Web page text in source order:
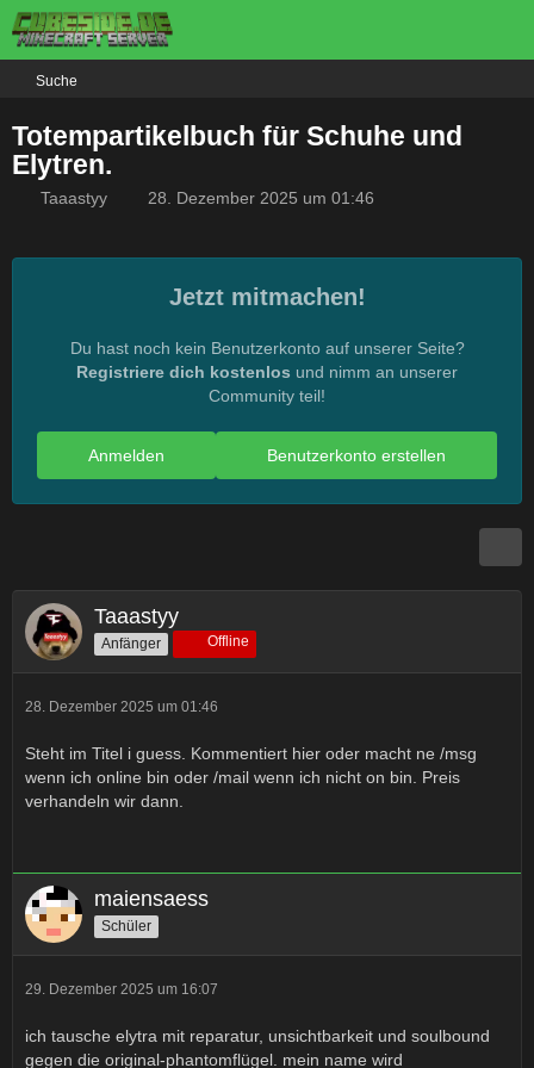
Suche
Totempartikelbuch für Schuhe und
Elytren.
Taaastyy 28. Dezember 2025 um 01:46
Jetzt mitmachen!
Du hast noch kein Benutzerkonto auf unserer Seite?
Registriere dich kostenlos und nimm an unserer
Community teil!
Benutzerkonto erstellen
Anmelden
Taaastyy
Anfänger Offline
28. Dezember 2025 um 01:46
Steht im Titel i guess. Kommentiert hier oder macht ne /msg
wenn ich online bin oder /mail wenn ich nicht on bin. Preis
verhandeln wir dann.
maiensaess
Schüler
29. Dezember 2025 um 16:07
ich tausche elytra mit reparatur, unsichtbarkeit und soulbound
gegen die original-phantomflügel. mein name wird